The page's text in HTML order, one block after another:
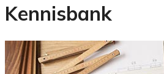
Kennisbank